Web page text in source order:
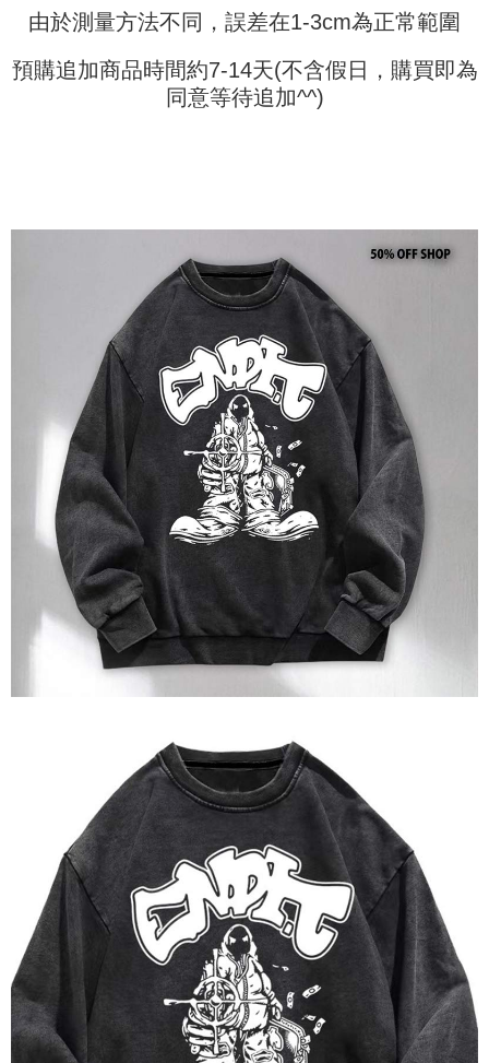
Selepas mengakses bil melalui pautan dalam SMS, anda boleh
menyelesaikan pembayaran anda melalui salah satu saluran berikut: kod
JKOPay, atau iPASS MONEY.
Untuk memenuhi hubungan kontrak yang terjalin melalui persetujuan
penggunaan OP Pay Later, peniaga akan memberikan maklumat peribadi
anda (termasuk nama, nombor telefon, atau alamat) kepada Syarikat bagi
tujuan pengumpulan, pemprosesan dan penggunaan data yang
diperlukan untuk pengebilan ansuran, termasuk pengesahan,
pengesahan semula dan pembetulan.
Untuk terma perkhidmatan penuh, sila rujuk pautan berikut:
https://oppay.tw/userRule
" target="_blank" class="link revert-
style">https://oppay.tw/userRule
【Panduan Penggunaan Pembayaran Ansuran Gogo】
1. Perkhidmatan ini disediakan oleh Taiwan Mobile, pengguna telefon
mudah alih boleh segera menggunakan tanpa perlu memohon lagi.
(Hanya untuk nombor langganan peribadi, tidak terbuka untuk syarikat
dan kad prabayar)
2. Pilihan kaedah pembayaran "Pembayaran Ansuran Gogo", selepas
pesanan ditubuhkan, akan secara automatik dialihkan ke proses
transaksi Gogo, selepas pengesahan nombor telefon, pilih bilangan
ansuran yang diingini, tarikh akhir pembayaran, dan setelah
mengesahkan pembayaran, transaksi akan selesai.
3. Jumlah kelulusan sebenar, bilangan ansuran dan jumlah bayaran
untuk mengesahkan transaksi atau jika tidak lulus semakan, pesanan
akan dibatalkan secara automatik. Jika terdapat situasi "pindah untuk
semakan khusus" yang tidak lulus, ini menunjukkan bahawa sistem
penilaian tidak mencukupi, tiada penjelasan mengenai kandungan
penilaian boleh diberikan.
【Penerangan Kaedah Pembayaran】
1. Pembayaran ansuran tidak digabungkan dalam bil telekomunikasi,
"Pembayaran Ansuran Gogo" akan menghantar SMS peringatan
pembayaran selepas tarikh penyelesaian bulanan.
2. Melalui pautan SMS untuk membuka bil, anda boleh memilih untuk
membayar melalui "Kod bar kedai serbaneka / Kedai rasmi Taiwan
Mobile / Pemindahan bank / Pembayaran J街口 / iPASS MONEY" dan
saluran lain.
【Nota Penting】
lama untuk dihantar). Oleh itu, anda dikehendaki membuat pembayaran
kepada AFTEE dalam tempoh sama ada anda menerima pesanan.
Kedua, Sekatan Pembayaran
1. Jumlah yang diperakui untuk pengguna kali pertama boleh sehingga
Perkhidmatan AFTEE Beli Sekarang Bayar Kemudian disediakan oleh NP
Taiwan, Inc. dan AFTEE akan membuat bil kepada pengguna. AFTEE
akan menggunakan data peribadi yang dikumpul (termasuk nama
pembeli, no. telefon, nama penerima, no. telefon, alamat penerima) untuk
penggunaan perkhidmatan. Sila rujuk kepada "Penyata Pengumpulan
Data Peribadi, Pemprosesan, Penggunaan"
(https://aftee.tw/privacypolicy/) untuk maklumat lanjut.
Jumlah yang diperakui untuk pengguna kali pertama yang lulus
kelulusan boleh sehingga NT$10,000. Jika pengguna tidak membuat
pembayaran dalam tempoh tersebut, yuran pembayaran lewat sebanyak
20% setahun akan dikenakan. Pengguna bawah umur dikehendaki
mendapatkan kebenaran daripada ibu bapa atau penjaga yang sah
untuk menggunakan AFTEE.
Sila hubungi NP Taiwan Inc. dics_tw@netprotections.co.jpjika anda
mempunyai sebarang kebimbangan mengenai pemprosesan dan
penggunaan pada data peribadi. Jika anda tidak bersetuju dengan data
peribadi yang disenaraikan seperti di atas akan dikumpul dan digunakan
oleh AFTEE, sila jangan gunakan perkhidmatan ini.
NT$499 atau lebih
由於測量方法不同，誤差在1-3cm為正常範圍
預購追加商品時間約7-14天(不含假日，購買即為
同意等待追加^^)